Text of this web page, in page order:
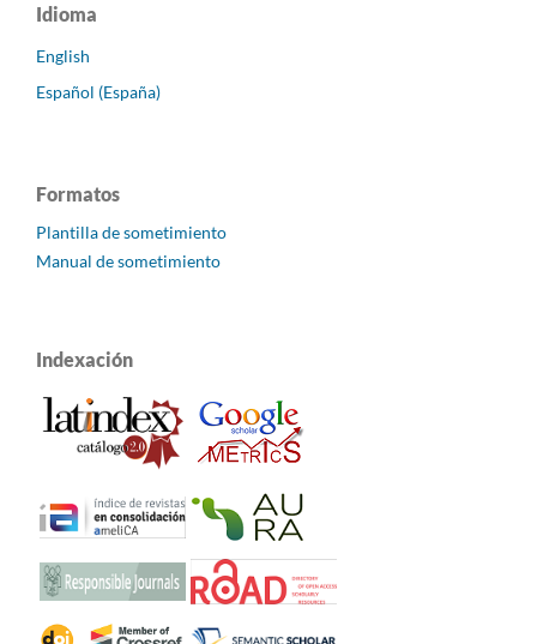
Idioma
English
Español (España)
Formatos
Plantilla de sometimiento
Manual de sometimiento
Indexación